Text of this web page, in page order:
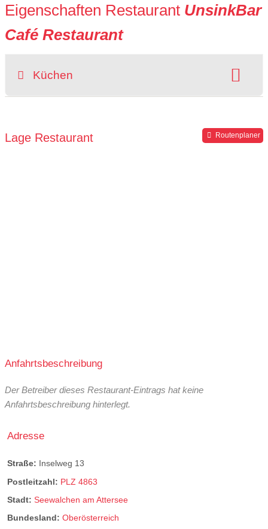
Eigenschaften Restaurant UnsinkBar
Café Restaurant
Küchen
Lage Restaurant Routenplaner
Anfahrtsbeschreibung
Der Betreiber dieses Restaurant-Eintrags hat keine
Anfahrtsbeschreibung hinterlegt.
Adresse
Straße: Inselweg 13
Postleitzahl: PLZ 4863
Stadt: Seewalchen am Attersee
Bundesland: Oberösterreich